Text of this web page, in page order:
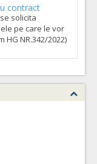
contract
solicita
pe care le vor
NR.342/2022)